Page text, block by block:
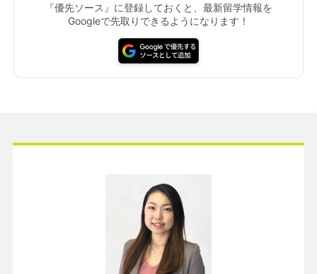
『優先ソース』に登録しておくと、最新留学情報を
Googleで先取りできるようになります！